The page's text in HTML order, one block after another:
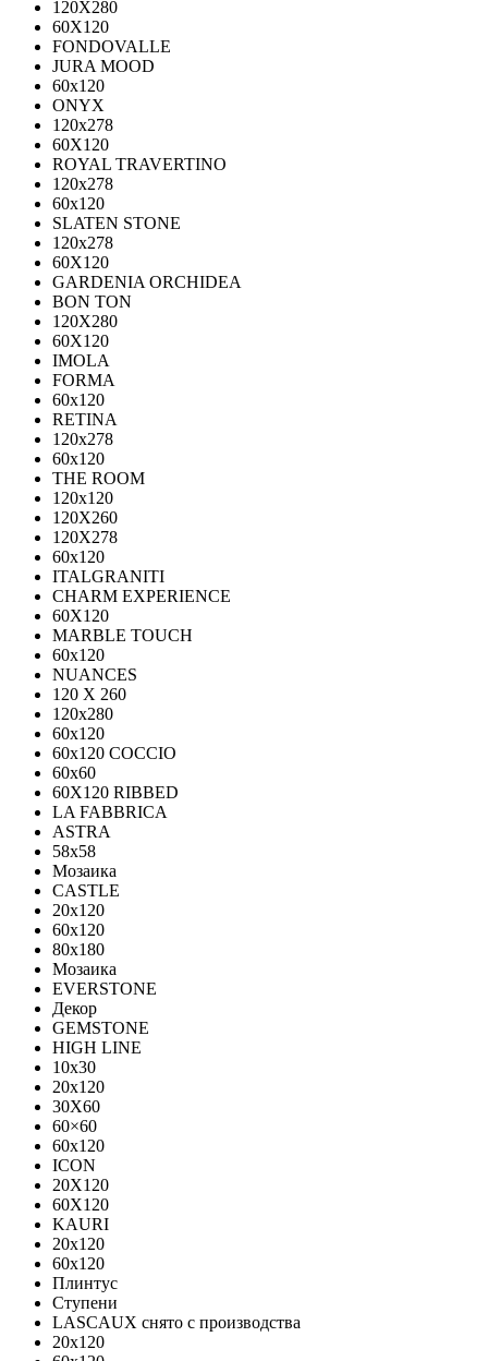
120X280
60X120
FONDOVALLE
JURA MOOD
60х120
ONYX
120х278
60X120
ROYAL TRAVERTINO
120х278
60х120
SLATEN STONE
120х278
60X120
GARDENIA ORCHIDEA
BON TON
120X280
60X120
IMOLA
FORMA
60x120
RETINA
120x278
60x120
THE ROOM
120x120
120X260
120X278
60x120
ITALGRANITI
CHARM EXPERIENCE
60X120
MARBLE TOUCH
60х120
NUANCES
120 X 260
120x280
60x120
60x120 COCCIO
60x60
60Х120 RIBBED
LA FABBRICA
ASTRA
58x58
Мозаика
CASTLE
20x120
60x120
80х180
Мозаика
EVERSTONE
Декор
GEMSTONE
HIGH LINE
10x30
20x120
30X60
60×60
60x120
ICON
20X120
60X120
KAURI
20x120
60x120
Плинтус
Ступени
LASCAUX снято с производства
20x120